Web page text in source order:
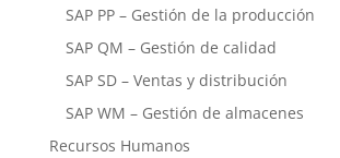
SAP PP – Gestión de la producción
SAP QM – Gestión de calidad
SAP SD – Ventas y distribución
SAP WM – Gestión de almacenes
Recursos Humanos